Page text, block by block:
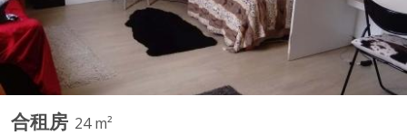
合租房 24 m²